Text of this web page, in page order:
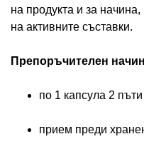
на продукта и за
на активните съставки.
Препоръчителен
по 1 капсула 2
прием преди